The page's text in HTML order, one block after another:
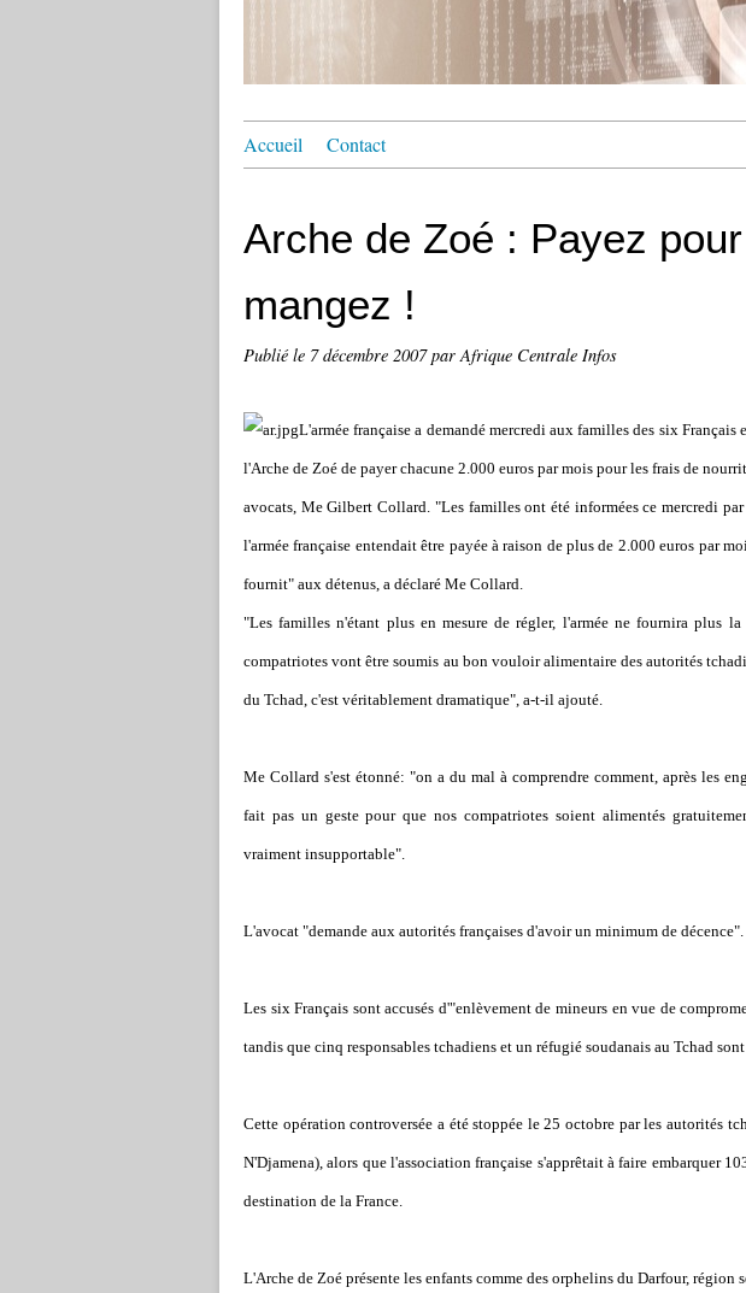
Accueil Contact
Arche de Zoé : Payez
mangez !
Publié le 7 décembre 2007par Afrique Centrale Infos
L'armée française a demandé mercredi aux familles des six Français
l'Arche de Zoé de payer chacune 2.000 euros par mois pour les frais de
avocats, Me Gilbert Collard. "Les familles ont été informées ce mercredi
l'armée française entendait être payée à raison de plus de 2.000 euros par
fournit" aux détenus, a déclaré Me Collard.
"Les familles n'étant plus en mesure de régler, l'armée ne fournira plus
compatriotes vont être soumis au bon vouloir alimentaire des autorités
du Tchad, c'est véritablement dramatique", a-t-il ajouté.
Me Collard s'est étonné: "on a du mal à comprendre comment, après les
fait pas un geste pour que nos compatriotes soient alimentés
vraiment insupportable".
L'avocat "demande aux autorités françaises d'avoir un minimum de décence".
Les six Français sont accusés d'"enlèvement de mineurs en vue de
tandis que cinq responsables tchadiens et un réfugié soudanais au Tchad
Cette opération controversée a été stoppée le 25 octobre par les autorités
N'Djamena), alors que l'association française s'apprêtait à faire embarquer
destination de la France.
L'Arche de Zoé présente les enfants comme des orphelins du Darfour, région